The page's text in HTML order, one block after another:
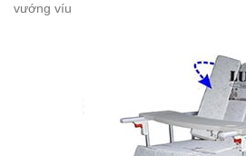
vướng víu